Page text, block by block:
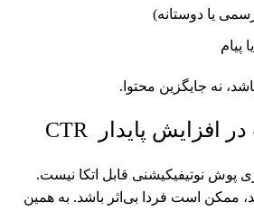
یا دوستانه)
پیام
نه جایگزین محتوا.
پوش نوتیفیکیشنی قابل اتکا نیست.
ممکن است فردا بی‌اثر باشد. به همین